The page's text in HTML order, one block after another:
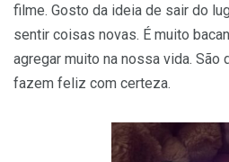
filme. Gosto da ideia de sair do
sentir coisas novas. É muito
agregar muito na nossa vida. São
fazem feliz com certeza.